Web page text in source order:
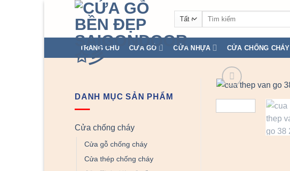
Tìm
TRANG CHỦ CỬA GỖ CỬA NHỰA CỬA CHỐNG CHÁY
DANH MỤC SẢN PHẨM
Cửa chống cháy
Cửa gỗ chống cháy
Cửa thép chống cháy